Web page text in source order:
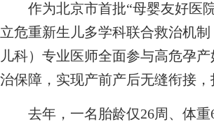
作为北京市首批“母婴友好医院
立危重新生儿多学科联合救治机
儿科）专业医师全面参与高危孕
治保障，实现产前产后无缝衔接
去年，一名胎龄仅26周、体重